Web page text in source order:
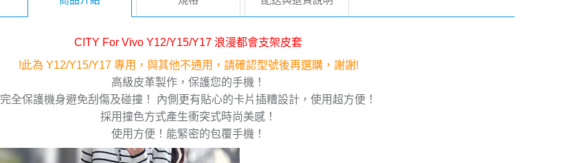
CITY For Vivo Y12/Y15/Y17 浪漫都會支架皮套
!此為 Y12/Y15/Y17 專用，與其他不通用，請確認型號後再選購，謝謝!
高級皮革製作，保護您的手機！
完全保護機身避免刮傷及碰撞！ 內側更有貼心的卡片插糟設計，使用超方便！
採用撞色方式產生衝突式時尚美感！
使用方便！能緊密的包覆手機！